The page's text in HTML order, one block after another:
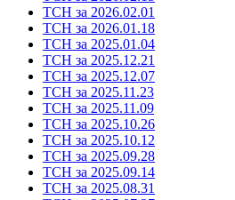
ТСН за 2026.02.01
ТСН за 2026.01.18
ТСН за 2025.01.04
ТСН за 2025.12.21
ТСН за 2025.12.07
ТСН за 2025.11.23
ТСН за 2025.11.09
ТСН за 2025.10.26
ТСН за 2025.10.12
ТСН за 2025.09.28
ТСН за 2025.09.14
ТСН за 2025.08.31